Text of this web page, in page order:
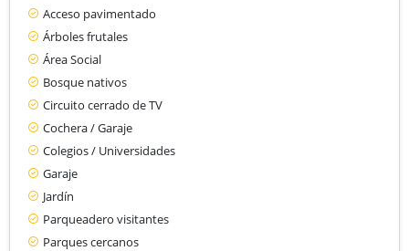
Acceso pavimentado
Árboles frutales
Área Social
Bosque nativos
Circuito cerrado de TV
Cochera / Garaje
Colegios / Universidades
Garaje
Jardín
Parqueadero visitantes
Parques cercanos